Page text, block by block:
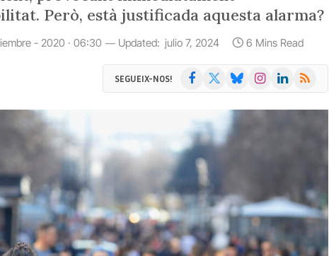
Però, està justificada aquesta alarma?
- 2020 · 06:30 Updated: julio 7, 2024 6 Mins Read
SEGUEIX-NOS! Facebook BlueskyInstagramLinkedIn
RSS